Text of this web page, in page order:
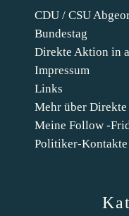
CDU / CSU
Bundestag
Direkte Aktion in
Impressum
Links
Mehr über
Meine Follow -
Politiker-Kontakte